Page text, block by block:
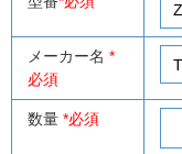
メーカー名 *
必須
数量 *必須